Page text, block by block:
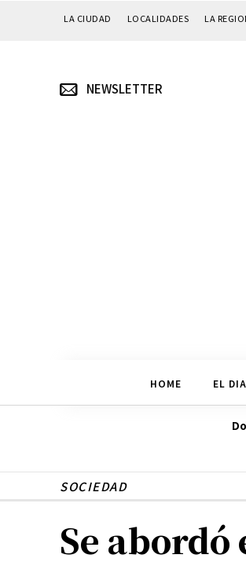
LA CIUDAD LOCALIDADES LA
NEWSLETTER
HOME EL
SOCIEDAD
Se